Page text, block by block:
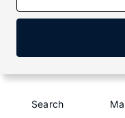
Search